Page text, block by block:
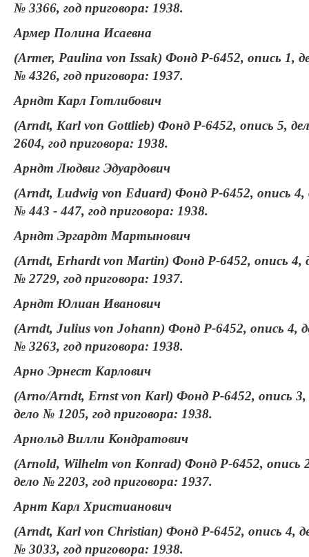
№ 3366, год приговора: 1938.
Армер Полина Исаевна
(Armer, Paulina von Issak) Фонд Р-6452, опись 1,
№ 4326, год приговора: 1937.
Арндт Карл Готлибович
(Arndt, Karl von Gottlieb) Фонд Р-6452, опись 5,
2604, год приговора: 1938.
Арндт Людвиг Эдуардович
(Arndt, Ludwig von Eduard) Фонд Р-6452, опись 4,
№ 443 - 447, год приговора: 1938.
Арндт Эргардт Мартынович
(Arndt, Erhardt von Martin) Фонд Р-6452, опись 4,
№ 2729, год приговора: 1937.
Арндт Юлиан Иванович
(Arndt, Julius von Johann) Фонд Р-6452, опись 4,
№ 3263, год приговора: 1938.
Арно Эрнест Карлович
(Arno/Arndt, Ernst von Karl) Фонд Р-6452, опись 3,
дело № 1205, год приговора: 1938.
Арнольд Вилли Кондратович
(Arnold, Wilhelm von Konrad) Фонд Р-6452, опись
дело № 2203, год приговора: 1937.
Арнт Карл Христианович
(Arndt, Karl von Christian) Фонд Р-6452, опись 4,
№ 3033, год приговора: 1938.